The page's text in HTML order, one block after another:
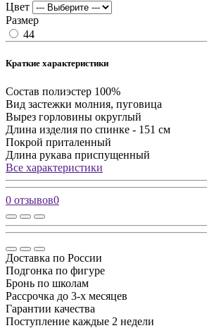
Цвет
Размер
44
Краткие характеристики
Состав полиэстер 100%
Вид застежки молния, пуговица
Вырез горловины округлый
Длина изделия по спинке - 151 см
Покрой приталенный
Длина рукава приспущенный
Все характеристики
0 отзывов0
Доставка по России
Подгонка по фигуре
Бронь по школам
Рассрочка до 3-х месяцев
Гарантии качества
Поступление каждые 2 недели